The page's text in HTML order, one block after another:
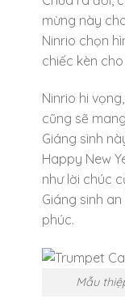
mừng này
Ninrio chọn
chiếc kèn
Ninrio hi
cũng sẽ
Giáng sinh
Happy New
như lời chúc
Giáng sinh
phúc.
Mẫu